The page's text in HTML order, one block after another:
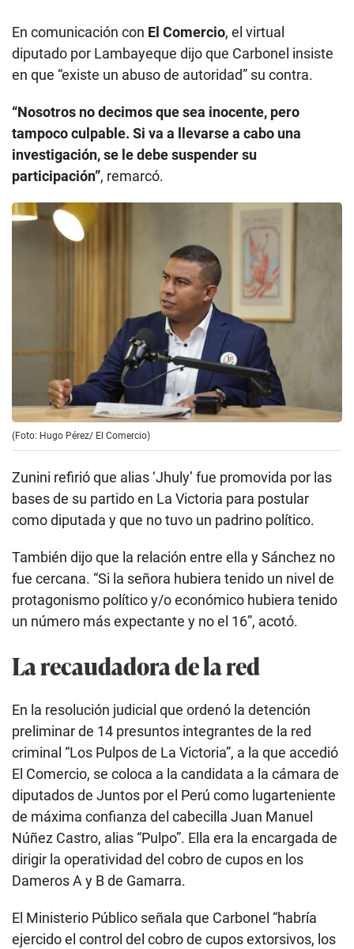
En comunicación con El Comercio, el virtual
diputado por Lambayeque dijo que Carbonel insiste
en que “existe un abuso de autoridad” su contra.
“Nosotros no decimos que sea inocente, pero
tampoco culpable. Si va a llevarse a cabo una
investigación, se le debe suspender su
participación”, remarcó.
(Foto: Hugo Pérez/ El Comercio)
Zunini refirió que alias ‘Jhuly’ fue promovida por las
bases de su partido en La Victoria para postular
como diputada y que no tuvo un padrino político.
También dijo que la relación entre ella y Sánchez no
fue cercana. “Si la señora hubiera tenido un nivel de
protagonismo político y/o económico hubiera tenido
un número más expectante y no el 16”, acotó.
La recaudadora de la red
En la resolución judicial que ordenó la detención
preliminar de 14 presuntos integrantes de la red
criminal “Los Pulpos de La Victoria”, a la que accedió
El Comercio, se coloca a la candidata a la cámara de
diputados de Juntos por el Perú como lugarteniente
de máxima confianza del cabecilla Juan Manuel
Núñez Castro, alias “Pulpo”. Ella era la encargada de
dirigir la operatividad del cobro de cupos en los
Dameros A y B de Gamarra.
El Ministerio Público señala que Carbonel “habría
ejercido el control del cobro de cupos extorsivos, los